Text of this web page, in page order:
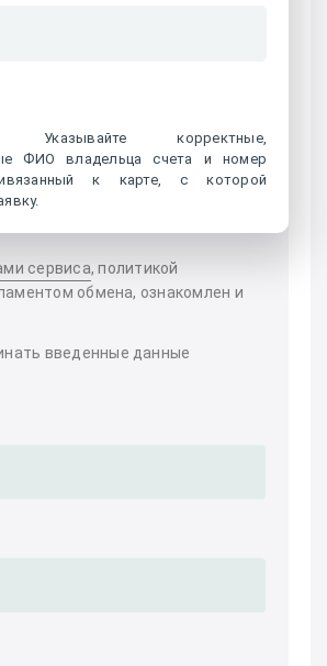
Указывайте корректные,
ФИО владельца счета и номер
к карте, с которой
введенные данные
сервиса, политикой
обмена, ознакомлен и